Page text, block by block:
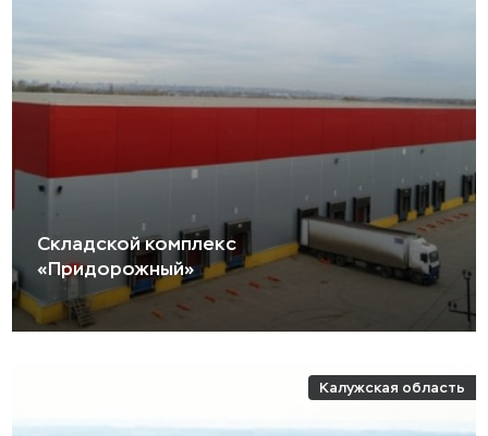
Складской комплекс
«Придорожный»
Калужская область